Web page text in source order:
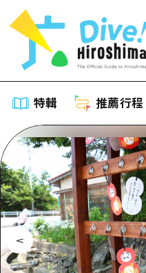
特輯 推薦行程
特輯
列表
推薦
藝術
推薦行程
列表
Dive!
景點